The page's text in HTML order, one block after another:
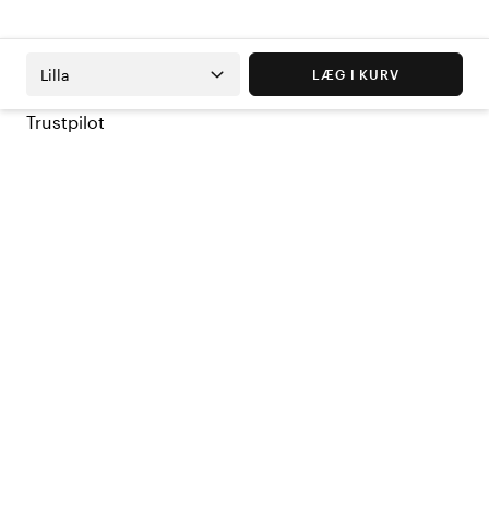
Lilla LÆG I KURV
Trustpilot